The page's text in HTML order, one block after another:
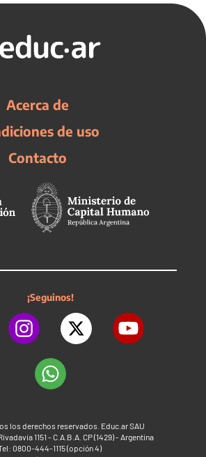
Acerca de
de uso
Contacto
¡Seguinos!
los derechos reservados. Educ.ar SAU
1151 - C.A.B.A. CP (1429) - Argentina
0800-444-1115 (opción 4)